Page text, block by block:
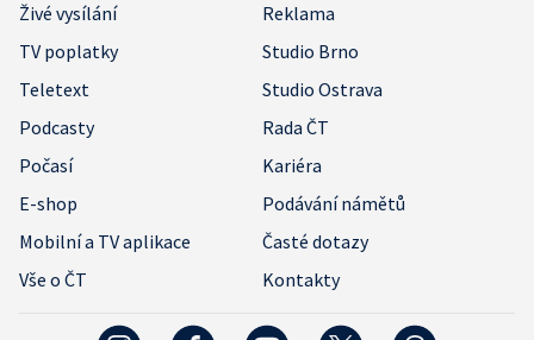
Živé vysílání
Reklama
TV poplatky
Studio Brno
Teletext
Studio Ostrava
Podcasty
Rada ČT
Počasí
Kariéra
E-shop
Podávání námětů
Mobilní a TV aplikace
Časté dotazy
Vše o ČT
Kontakty